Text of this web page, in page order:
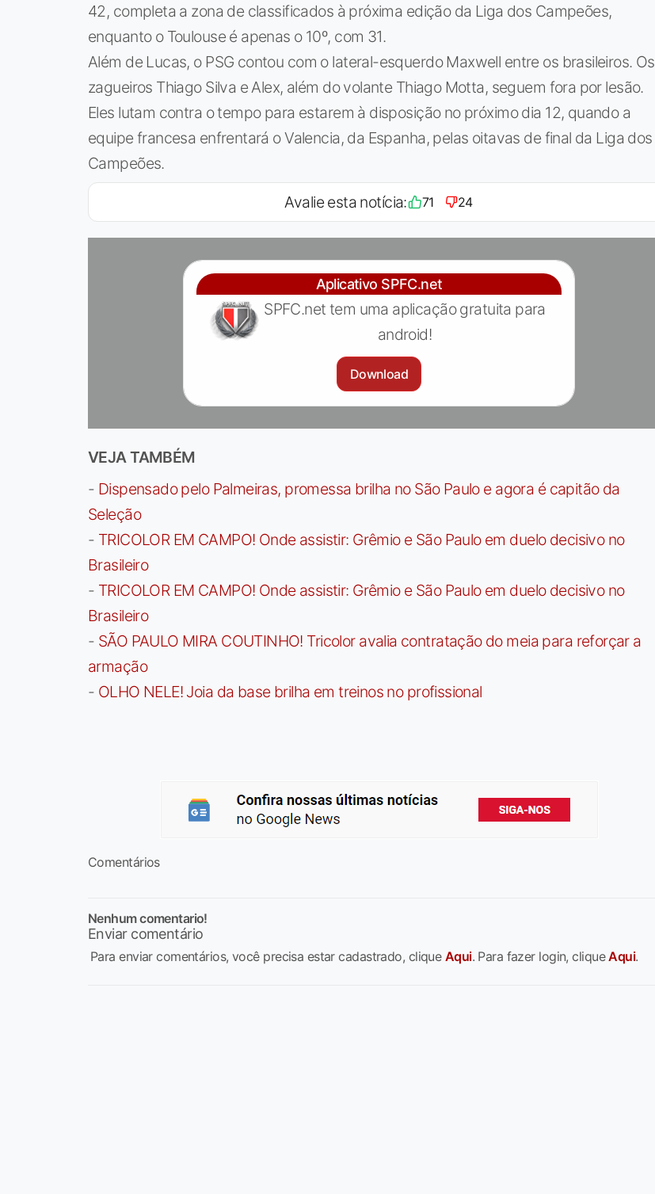
42, completa a zona de classificados à próxima edição da Liga dos Campeões,
enquanto o Toulouse é apenas o 10º, com 31.
Além de Lucas, o PSG contou com o lateral-esquerdo Maxwell entre os brasileiros. Os
zagueiros Thiago Silva e Alex, além do volante Thiago Motta, seguem fora por lesão.
Eles lutam contra o tempo para estarem à disposição no próximo dia 12, quando a
equipe francesa enfrentará o Valencia, da Espanha, pelas oitavas de final da Liga dos
Campeões.
Avalie esta notícia: 71 24
Aplicativo SPFC.net
SPFC.net tem uma aplicação gratuita para
android!
Download
VEJA TAMBÉM
- Dispensado pelo Palmeiras, promessa brilha no São Paulo e agora é capitão da
Seleção
- TRICOLOR EM CAMPO! Onde assistir: Grêmio e São Paulo em duelo decisivo no
Brasileiro
- TRICOLOR EM CAMPO! Onde assistir: Grêmio e São Paulo em duelo decisivo no
Brasileiro
- SÃO PAULO MIRA COUTINHO! Tricolor avalia contratação do meia para reforçar a
armação
- OLHO NELE! Joia da base brilha em treinos no profissional
Comentários
Nenhum comentario!
Enviar comentário
Para enviar comentários, você precisa estar cadastrado, clique Aqui. Para fazer login, cliqueAqui.